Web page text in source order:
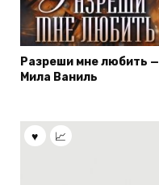
Разреши мне любить —
Мила Ваниль